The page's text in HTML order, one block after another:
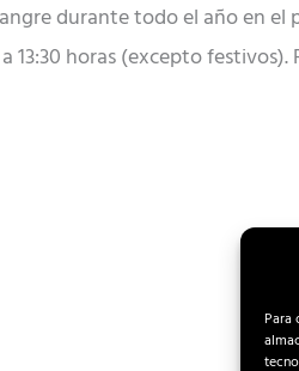
Para
durante todo el año en
13:30 horas (excepto